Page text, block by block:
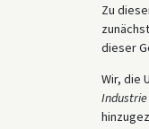
Zu
dieser
Wir, die
Industrie